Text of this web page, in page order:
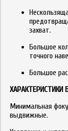
захват.
Большое
точного
Большое
ХАРАКТЕРИСТИКИ
Минимальная
выдвижные.